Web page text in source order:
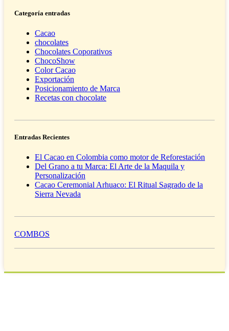
Categoría entradas
Cacao
chocolates
Chocolates Coporativos
ChocoShow
Color Cacao
Exportación
Posicionamiento de Marca
Recetas con chocolate
Entradas Recientes
El Cacao en Colombia como motor de Reforestación
Del Grano a tu Marca: El Arte de la Maquila y
Personalización
Cacao Ceremonial Arhuaco: El Ritual Sagrado de la
Sierra Nevada
COMBOS